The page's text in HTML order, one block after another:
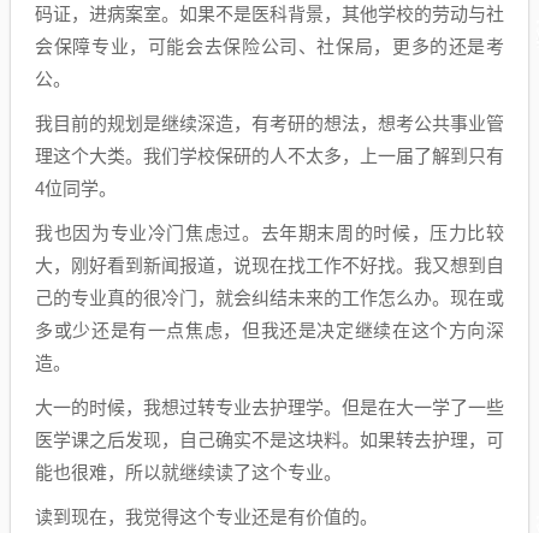
码证，进病案室。如果不是医科背景，其他学校的劳动与社
会保障专业，可能会去保险公司、社保局，更多的还是考
公。
我目前的规划是继续深造，有考研的想法，想考公共事业管
理这个大类。我们学校保研的人不太多，上一届了解到只有
4位同学。
我也因为专业冷门焦虑过。去年期末周的时候，压力比较
大，刚好看到新闻报道，说现在找工作不好找。我又想到自
己的专业真的很冷门，就会纠结未来的工作怎么办。现在或
多或少还是有一点焦虑，但我还是决定继续在这个方向深
造。
大一的时候，我想过转专业去护理学。但是在大一学了一些
医学课之后发现，自己确实不是这块料。如果转去护理，可
能也很难，所以就继续读了这个专业。
读到现在，我觉得这个专业还是有价值的。